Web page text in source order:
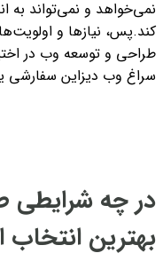
نمی‌خواهد و نمی‌تواند به
کند.پس، نیازها و
طراحی و توسعه وب در
سراغ وب دیزاین سفارشی
در چه
بهترین